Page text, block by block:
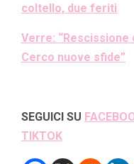
coltello, due feriti
Verre: “Rescissione
Cerco nuove sfide”
SEGUICI SU
TIKTOK